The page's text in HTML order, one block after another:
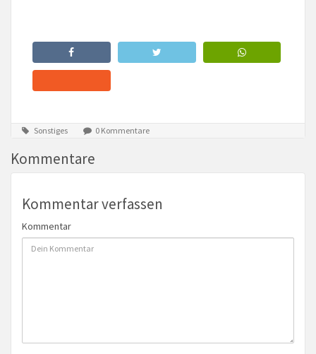
Sonstiges 0 Kommentare
Kommentare
Kommentar verfassen
Kommentar